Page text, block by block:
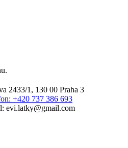
2433/1, 130 00 Praha 3
+420 737 386 693
evi.latky@gmail.com